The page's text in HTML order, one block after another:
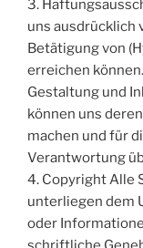
3.
uns ausdrücklich
Betätigung von
erreichen
Gestaltung und
können uns
machen und für
Verantwortung
4. Copyright Alle
unterliegen dem
oder